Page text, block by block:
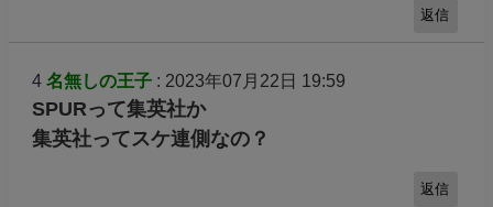
返信
4 名無しの王子: 2023年07月22日 19:59
SPURって集英社か
集英社ってスケ連側なの？
返信